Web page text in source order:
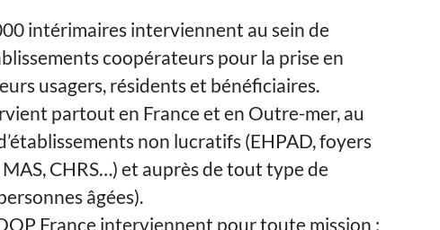
intérimaires interviennent au sein de
coopérateurs pour la prise en
usagers, résidents et bénéficiaires.
partout en France et en Outre-mer, au
non lucratifs (EHPAD, foyers
CHRS…) et auprès de tout type de
âgées).
France interviennent pour toute mission :